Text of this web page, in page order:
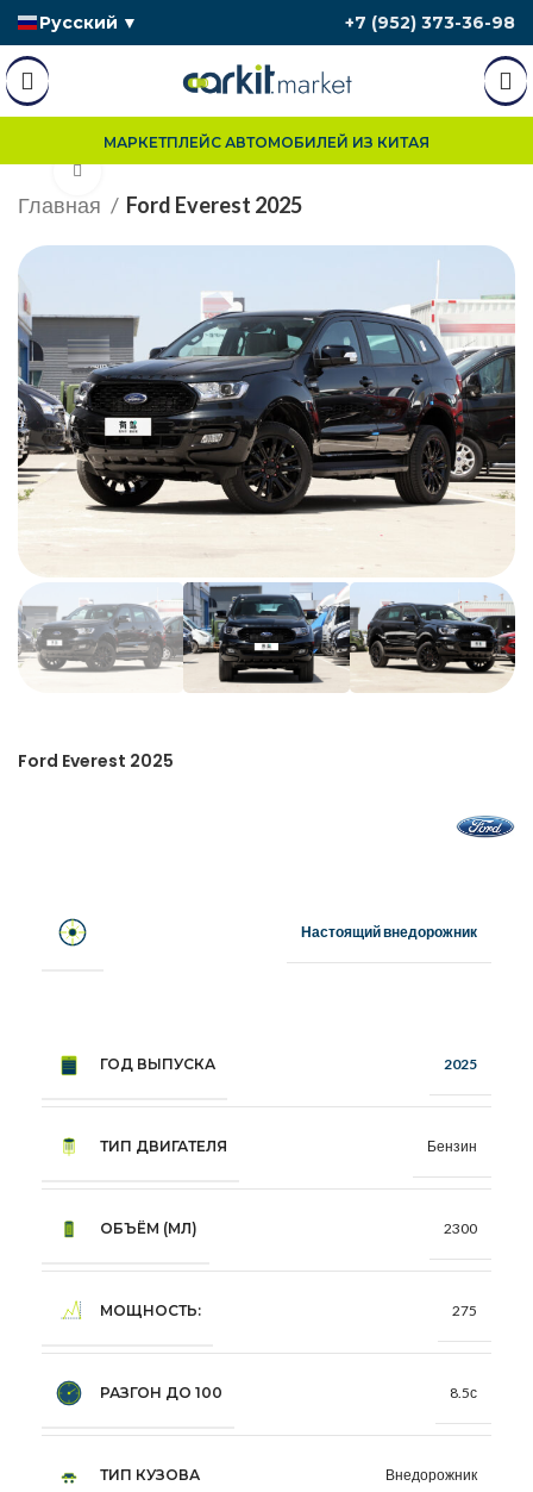
Русский ▼ +7 (952) 373-36-98
МАРКЕТПЛЕЙС АВТОМОБИЛЕЙ ИЗ КИТАЯ
Главная Ford Everest 2025
Ford Everest 2025
Настоящий внедорожник
ГОД ВЫПУСКА 2025
ТИП ДВИГАТЕЛЯ Бензин
ОБЪЁМ (МЛ) 2300
МОЩНОСТЬ: 275
РАЗГОН ДО 100 8.5с
ТИП КУЗОВА Внедорожник